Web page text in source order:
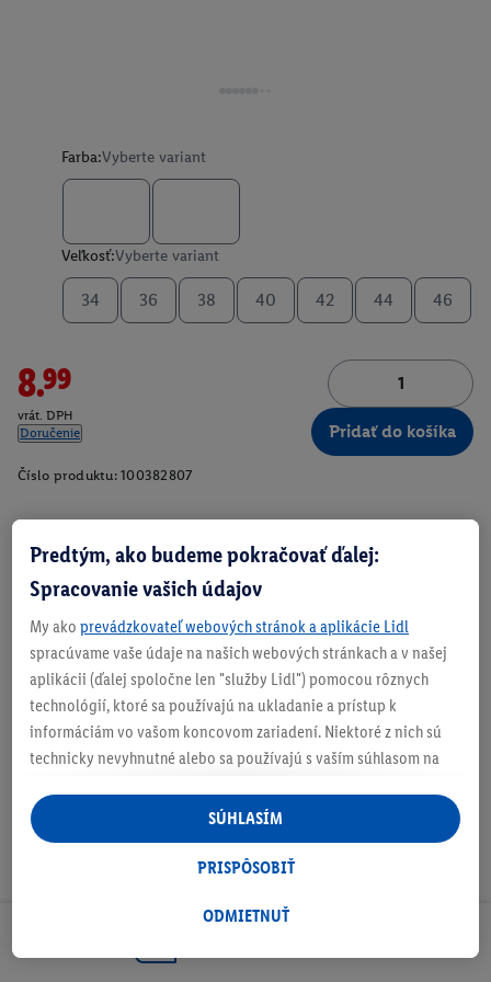
Farba:Vyberte variant
Veľkosť:Vyberte variant
34 36 38 40 42 44 46
8.99
vrát. DPH
Doručenie
Pridať do košíka
Číslo produktu: 100382807
Zistite svoju veľkosť
O produkte
Predtým, ako budeme pokračovať ďalej:
Spracovanie vašich údajov
My ako prevádzkovateľ webových stránok a aplikácie Lidl
spracúvame vaše údaje na našich webových stránkach a v našej
aplikácii (ďalej spoločne len "služby Lidl") pomocou rôznych
technológií, ktoré sa používajú na ukladanie a prístup k
informáciám vo vašom koncovom zariadení. Niektoré z nich sú
technicky nevyhnutné alebo sa používajú s vaším súhlasom na
personalizovanú reklamu v rámci služieb Lidl aj mimo nich. Ak
ste účastníkom programu Lidl Plus, na tieto účely sa spracúvajú
aj údaje z vášho nákupného správania v obchode.
následne si vytvoríte účet Lidl Plus alebo sa prihlásite do svojho
tiež vytvoriť špeciálny online identifikátor z e-mailovej adresy,
ODMIETNUŤ
PRISPÔSOBIŤ
SÚHLASÍM